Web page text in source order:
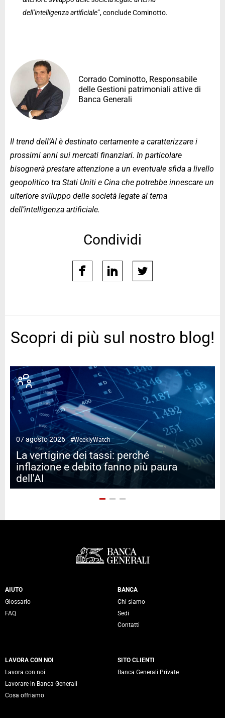
dell’intelligenza artificiale”, conclude Cominotto.
Corrado Cominotto, Responsabile
delle Gestioni patrimoniali attive di
Banca Generali
Il trend dell’AI è destinato certamente a caratterizzare i
prossimi anni sui mercati finanziari. In particolare
bisognerà prestare attenzione a un eventuale sfida a livello
geopolitico tra Stati Uniti e Cina che potrebbe innescare un
ulteriore sviluppo delle società legate al tema
dell’intelligenza artificiale.
Condividi
facebooklinkedin
Scopri di più sul nostro blog!
07 agosto 2026 #WeeklyWatch
La vertigine dei tassi: perché
inflazione e debito fanno più paura
dell'AI
Servizi Banca Generali
AIUTO
Glossario
FAQ
BANCA
Chi siamo
Sedi
Contatti
LAVORA CON NOI
Lavora con noi
Lavorare in Banca Generali
Cosa offriamo
SITO CLIENTI
Banca Generali Private